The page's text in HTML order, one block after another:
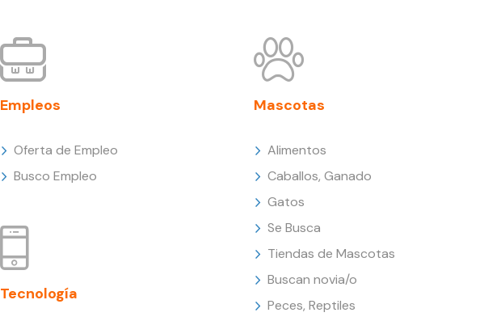
Empleos
Oferta de Empleo
Busco Empleo
Tecnología
Mascotas
Alimentos
Caballos, Ganado
Gatos
Se Busca
Tiendas de Mascotas
Buscan novia/o
Peces, Reptiles